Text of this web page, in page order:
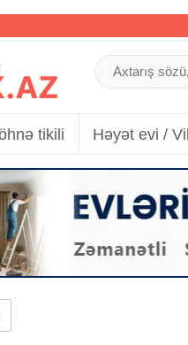
tikili Həyət evi /